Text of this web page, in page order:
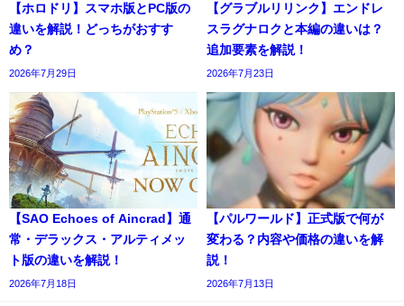
【ホロドリ】スマホ版とPC版の
違いを解説！どっちがおすす
め？
2026年7月29日
【グラブルリリンク】エンドレ
スラグナロクと本編の違いは？
追加要素を解説！
2026年7月23日
【SAO Echoes of Aincrad】通
常・デラックス・アルティメッ
ト版の違いを解説！
2026年7月18日
【パルワールド】正式版で何が
変わる？内容や価格の違いを解
説！
2026年7月13日